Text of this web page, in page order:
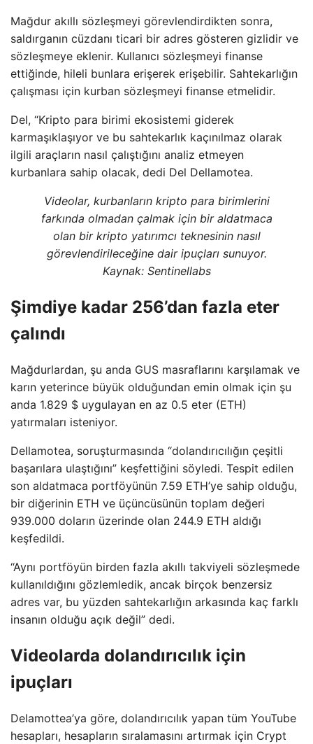
Mağdur akıllı sözleşmeyi görevlendirdikten sonra,
saldırganın cüzdanı ticari bir adres gösteren gizlidir ve
sözleşmeye eklenir. Kullanıcı sözleşmeyi finanse
ettiğinde, hileli bunlara erişerek erişebilir. Sahtekarlığın
çalışması için kurban sözleşmeyi finanse etmelidir.
Del, “Kripto para birimi ekosistemi giderek
karmaşıklaşıyor ve bu sahtekarlık kaçınılmaz olarak
ilgili araçların nasıl çalıştığını analiz etmeyen
kurbanlara sahip olacak, dedi Del Dellamotea.
Videolar, kurbanların kripto para birimlerini
farkında olmadan çalmak için bir aldatmaca
olan bir kripto yatırımcı teknesinin nasıl
görevlendirileceğine dair ipuçları sunuyor.
Kaynak: Sentinellabs
Şimdiye kadar 256’dan fazla eter
çalındı
Mağdurlardan, şu anda GUS masraflarını karşılamak ve
karın yeterince büyük olduğundan emin olmak için şu
anda 1.829 $ uygulayan en az 0.5 eter (ETH)
yatırmaları isteniyor.
Dellamotea, soruşturmasında “dolandırıcılığın çeşitli
başarılara ulaştığını” keşfettiğini söyledi. Tespit edilen
son aldatmaca portföyünün 7.59 ETH’ye sahip olduğu,
bir diğerinin ETH ve üçüncüsünün toplam değeri
939.000 doların üzerinde olan 244.9 ETH aldığı
keşfedildi.
“Aynı portföyün birden fazla akıllı takviyeli sözleşmede
kullanıldığını gözlemledik, ancak birçok benzersiz
adres var, bu yüzden sahtekarlığın arkasında kaç farklı
insanın olduğu açık değil” dedi.
Videolarda dolandırıcılık için
ipuçları
Delamottea’ya göre, dolandırıcılık yapan tüm YouTube
hesapları, hesapların sıralamasını artırmak için Crypt